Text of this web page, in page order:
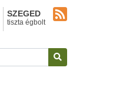
SZEGED
tiszta égbolt